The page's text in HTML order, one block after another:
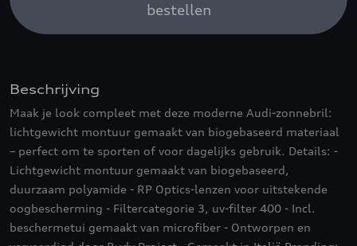
bestellen
Beschrijving
Maak je look compleet met deze moderne Audi-zonnebril:
lichtgewicht montuur gemaakt van biogebaseerd materiaal
– perfect om te sporten of voor dagelijks gebruik. Details: -
Lichtgewicht montuur gemaakt van biogebaseerd,
duurzaam polyamide - RP Optics-lenzen voor uitstekende
oogbescherming - Filtercategorie 3, uv-filter 400 - Incl.
beschermetui gemaakt van microfiber - Ontworpen en